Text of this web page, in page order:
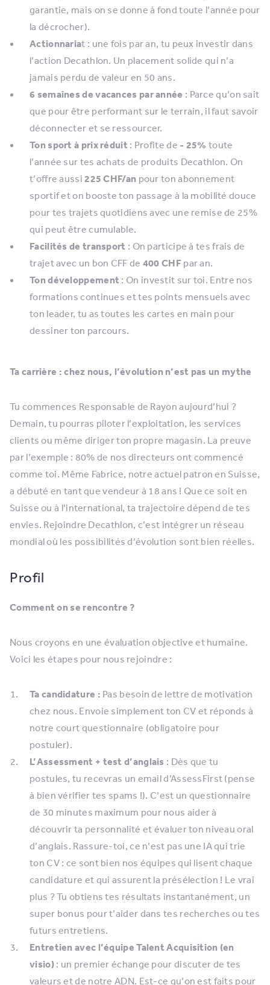
garantie, mais on se donne à fond toute l’année pour
la décrocher).
Actionnariat : une fois par an, tu peux investir dans
l’action Decathlon. Un placement solide qui n’a
jamais perdu de valeur en 50 ans.
6 semaines de vacances par année : Parce qu’on sait
que pour être performant sur le terrain, il faut savoir
déconnecter et se ressourcer.
Ton sport à prix réduit: Profite de - 25% toute
l’année sur tes achats de produits Decathlon. On
t’offre aussi 225 CHF/an pour ton abonnement
sportif et on booste ton passage à la mobilité douce
pour tes trajets quotidiens avec une remise de 25%
qui peut être cumulable.
Facilités de transport : On participe à tes frais de
trajet avec un bon CFF de 400 CHF par an.
Ton développement : On investit sur toi. Entre nos
formations continues et tes points mensuels avec
ton leader, tu as toutes les cartes en main pour
dessiner ton parcours.
Ta carrière : chez nous, l’évolution n’est pas un mythe
Tu commences Responsable de Rayon aujourd’hui ?
Demain, tu pourras piloter l’exploitation, les services
clients ou même diriger ton propre magasin. La preuve
par l’exemple : 80% de nos directeurs ont commencé
comme toi. Même Fabrice, notre actuel patron en Suisse,
a débuté en tant que vendeur à 18 ans ! Que ce soit en
Suisse ou à l’international, ta trajectoire dépend de tes
envies. Rejoindre Decathlon, c’est intégrer un réseau
mondial où les possibilités d’évolution sont bien réelles.
Profil
Comment on se rencontre ?
Nous croyons en une évaluation objective et humaine.
Voici les étapes pour nous rejoindre :
Ta candidature : Pas besoin de lettre de motivation
chez nous. Envoie simplement ton CV et réponds à
notre court questionnaire (obligatoire pour
postuler).
L’Assessment + test d’anglais : Dès que tu
postules, tu recevras un email d’AssessFirst (pense
à bien vérifier tes spams !). C’est un questionnaire
de 30 minutes maximum pour nous aider à
découvrir ta personnalité et évaluer ton niveau oral
d’anglais. Rassure-toi, ce n’est pas une IA qui trie
ton CV : ce sont bien nos équipes qui lisent chaque
candidature et qui assurent la présélection ! Le vrai
plus ? Tu obtiens tes résultats instantanément, un
super bonus pour t’aider dans tes recherches ou tes
futurs entretiens.
Entretien avec l’équipe Talent Acquisition (en
visio) : un premier échange pour discuter de tes
valeurs et de notre ADN. Est-ce qu’on est faits pour